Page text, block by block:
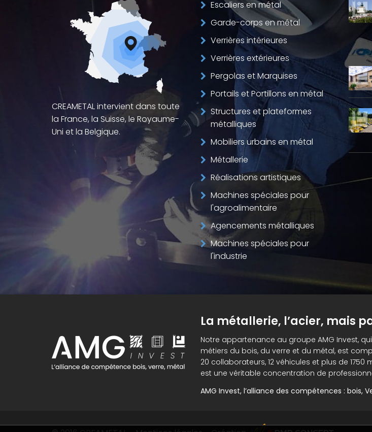
CREAMETAL intervient dans toute
la France, la Suisse, le Royaume-
Uni et la Belgique.
Escaliers en métal
Garde-corps en métal
Verrières intérieures
Verrières extérieures
Pergolas et Marquises
Portails et Portillons en métal
Structures et plateformes
métalliques
Mobiliers urbains en métal
Métallerie
Réalisations artistiques
Machines spéciales pour
l'agroalimentaire
Agencements métalliques
Machines spéciales pour
l'industrie
La métallerie, l’acier, mais
Notre appartenance au groupe AMG Invest,
métiers du bois, du verre et du métal, est
20 collaborateurs, 12 véhicules et plus de 1750
est une véritable concentration de
AMG Invest, l’alliance des compétences : bois,